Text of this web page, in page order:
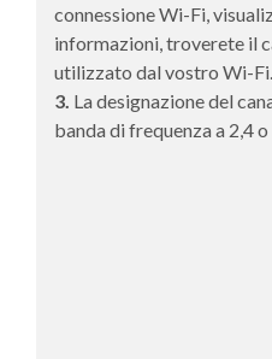
connessione Wi-Fi,
informazioni, troverete il
utilizzato dal vostro Wi-Fi.
3. La designazione del
banda di frequenza a 2,4